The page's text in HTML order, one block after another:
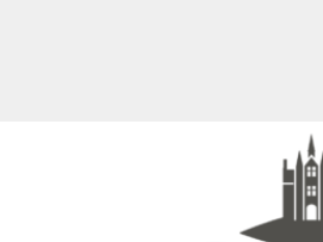
Mairie de Fontaine